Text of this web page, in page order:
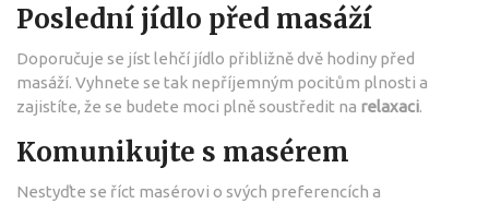
Poslední jídlo před masáží
Doporučuje se jíst lehčí jídlo přibližně dvě hodiny před
masáží. Vyhnete se tak nepříjemným pocitům plnosti a
zajistíte, že se budete moci plně soustředit na relaxaci.
Komunikujte s masérem
Nestyďte se říct masérovi o svých preferencích a